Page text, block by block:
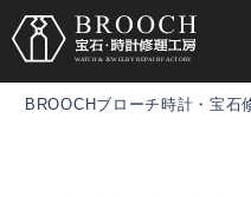
BROOCHブローチ時計・宝石